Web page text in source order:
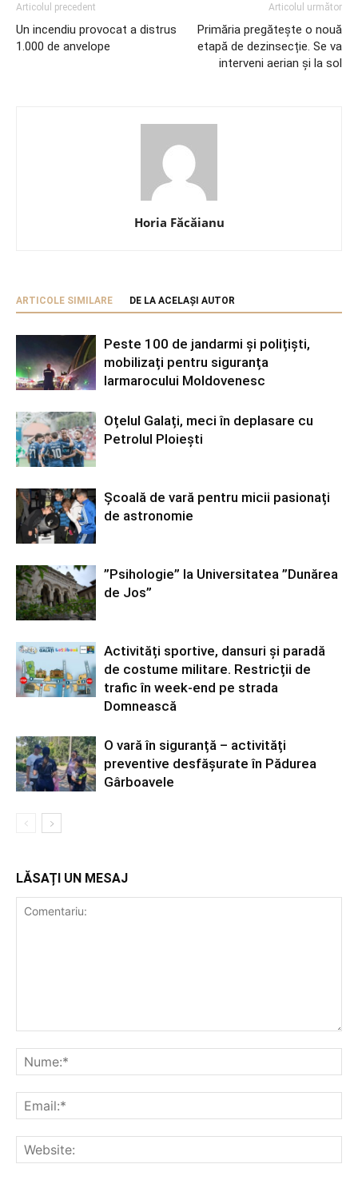
Articolul precedent
Un incendiu provocat a distrus
1.000 de anvelope
Articolul următor
Primăria pregătește o nouă
etapă de dezinsecție. Se va
interveni aerian și la sol
Horia Făcăianu
ARTICOLE SIMILARE DE LA ACELAȘI AUTOR
Peste 100 de jandarmi și polițiști,
mobilizați pentru siguranța
Iarmarocului Moldovenesc
Oțelul Galați, meci în deplasare cu
Petrolul Ploiești
Școală de vară pentru micii pasionați
de astronomie
”Psihologie” la Universitatea ”Dunărea
de Jos”
Activități sportive, dansuri și paradă
de costume militare. Restricții de
trafic în week-end pe strada
Domnească
O vară în siguranță – activități
preventive desfășurate în Pădurea
Gârboavele
LĂSAȚI UN MESAJ